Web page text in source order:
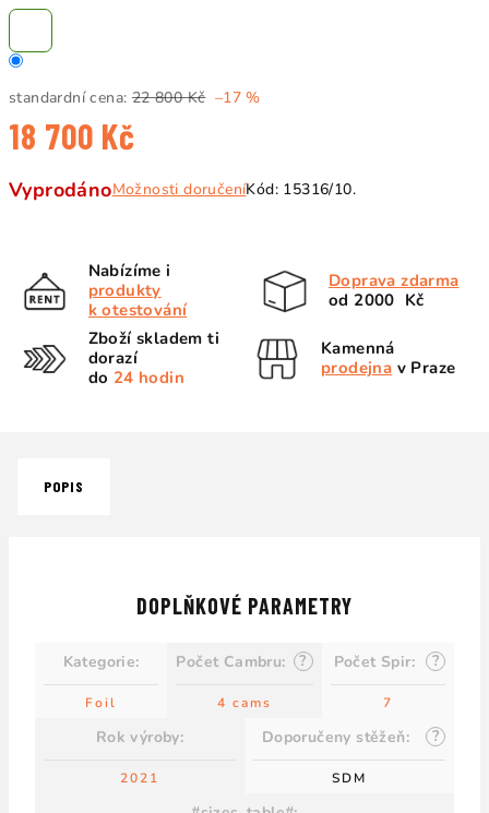
standardní cena: 22 800 Kč –17 %
18 700 Kč
cena:
VyprodánoMožnosti doručeníKód: 15316/10.
Nabízíme i
produkty
k otestování
Doprava zdarma
od 2000 Kč
Zboží skladem ti
dorazí
do 24 hodin
Kamenná
prodejna v Praze
POPIS
DOPLŇKOVÉ PARAMETRY
Kategorie:
Foil
?
Počet Cambru:
4 cams
?
Počet Spir:
7
Rok výroby:
2021
?
Doporučeny stěžeň:
SDM